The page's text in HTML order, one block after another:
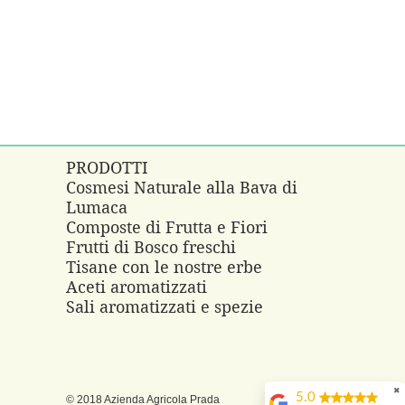
PRODOTTI
Cosmesi Naturale alla Bava di
Lumaca
Composte di Frutta e Fiori
Frutti di Bosco freschi
Tisane con le nostre erbe
Aceti aromatizzati
Sali aromatizzati e spezie
© 2018 Azienda Agricola Prada
✖
5.0